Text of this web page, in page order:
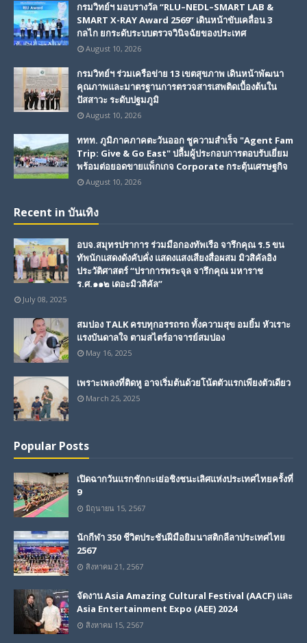
กรมวิทย์ฯ มอบรางวัล “RLU–NEDL–SMART LAB &
SMART X-RAY Award 2569” เดินหน้าขับเคลื่อน 3
กลไก ยกระดับระบบตรวจวินิจฉัยของประเทศ
August 10, 2026
กรมวิทย์ฯ ร่วมเครือข่าย 13 เขตสุขภาพ เดินหน้าพัฒนา
คุณภาพและมาตรฐานการตรวจสารเสพติดเบื้องต้นใน
ปัสสาวะ ระดับปฐมภูมิ
August 10, 2026
ททท. ภูมิภาคภาคตะวันออก ชูความสำเร็จ "Agent Fam
Trip: Give & Go East" ปลื้มผู้ประกอบการตอบรับเยี่ยม
พร้อมต่อยอดขายแพ็กเกจ Corporate กระตุ้นเศรษฐกิจ
August 10, 2026
Recent in บันเทิง
อบจ.สมุทรปราการ ร่วมมือกองทัพเรือ จารึกคุณ ร.5 ขน
ทัพนักแสดงดังคับคั่ง แสดงแสงเสียงสื่อผสม มิวสิคัลอิง
ประวัติศาสตร์ “ปราการพระจุล จารึกคุณ มหาราช
ร.ศ.๑๑๒ เดอะมิวสิคัล”
July 08, 2025
สมปอง TALK ครบทุกอรรถรถ ทั้งความสุข อมยิ้ม หัวเราะ
แรงบันดาลใจ ตามสไตร์อาจารย์สมปอง
May 16, 2025
เพราะเพลงที่ติดหู อาจเริ่มต้นด้วยโน้ตตัวแรกเพียงตัวเดียว
March 25, 2025
Popular Posts
เปิดฉากวันแรกชักกะเย่อชิงชนะเลิศแห่งประเทศไทยครั้งที่
9
มิถุนายน 15, 2567
นักกีฬา 350 ชีวิตประชันฝีมือยิมนาสติกลีลาประเทศไทย
2567
สิงหาคม 21, 2567
จัดงาน Asia Amazing Cultural Festival (AACF) และ
Asia Entertainment Expo (AEE) 2024
สิงหาคม 15, 2567